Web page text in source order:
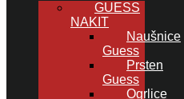
GUESS
NAKIT
Naušnice
Guess
Prsten
Guess
Ogrlice